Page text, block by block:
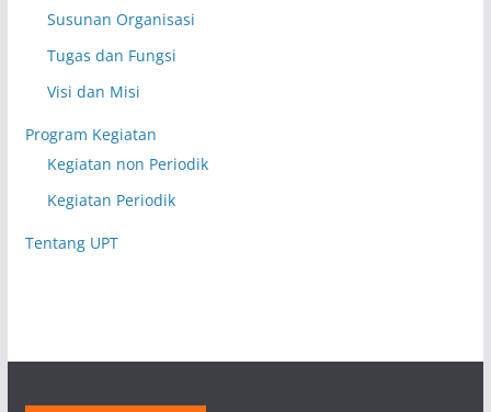
Susunan Organisasi
Tugas dan Fungsi
Visi dan Misi
Program Kegiatan
Kegiatan non Periodik
Kegiatan Periodik
Tentang UPT